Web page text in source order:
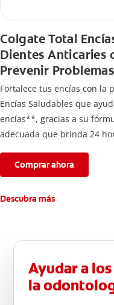
Colgate Total
Dientes Anticaries
Prevenir
Fortalece tus encías con la
Encías Saludables que
encías**, gracias a su
adecuada que brinda 24
semanas.
**Causados por bacterias.
Comprar ahora
Descubra más
Ayudar a
la